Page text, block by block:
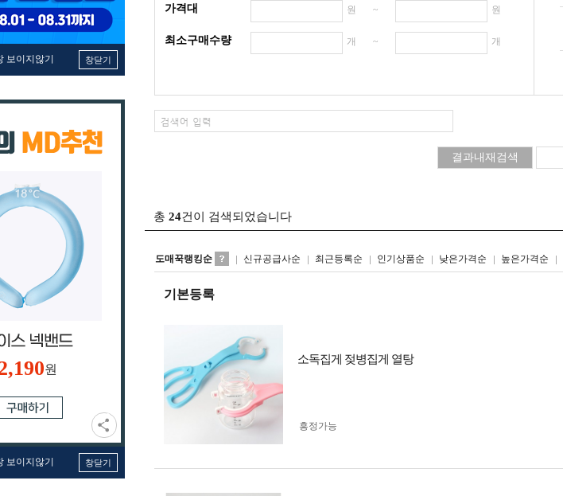
보이지않기 창닫기
원
보이지않기 창닫기
가격대 원 ~ 원
최소구매수량 개 ~ 개
총 24건이 검색되었습니다
도매꾹랭킹순 신규공급사순 최근등록순 인기상품순 낮은가격순 높은가격순
리스트형갤러리형
기본등록
소독집게 젖병집게 열탕
흥정가능